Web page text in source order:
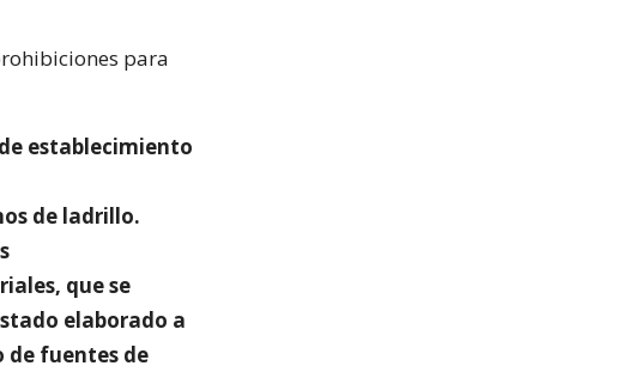
para
establecimiento
de ladrillo.
que se
elaborado a
de fuentes de